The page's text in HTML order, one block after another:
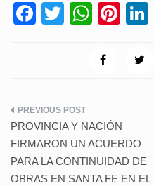
F
b
o
o
k
T
W
at
p
p
Pi
er
Navegación
de
entradas
PROVINCIA Y NACIÓN
FIRMARON UN ACUERDO
PARA LA CONTINUIDAD DE
OBRAS EN SANTA FE EN EL